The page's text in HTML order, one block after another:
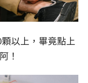
以上，畢竟點上
！